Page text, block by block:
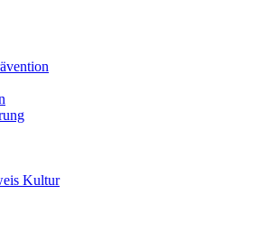
Kultur